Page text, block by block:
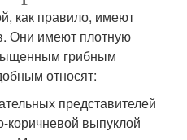
как правило, имеют
Они имеют плотную
грибным
относят:
представителей
коричневой выпуклой